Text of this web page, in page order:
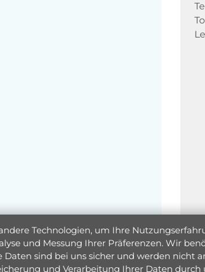
Technologien, um Ihre
und Messung Ihrer Präferenzen. Wir
sind bei uns sicher und werden nicht
und Verarbeitung Ihrer Daten